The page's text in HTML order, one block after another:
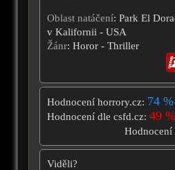
Oblast natáčení: Park El
v Kalifornii - USA
Žánr: Horor - Thriller
Hodnocení horrory.cz: 74 %
Hodnocení dle csfd.cz: 49 %
Viděli?